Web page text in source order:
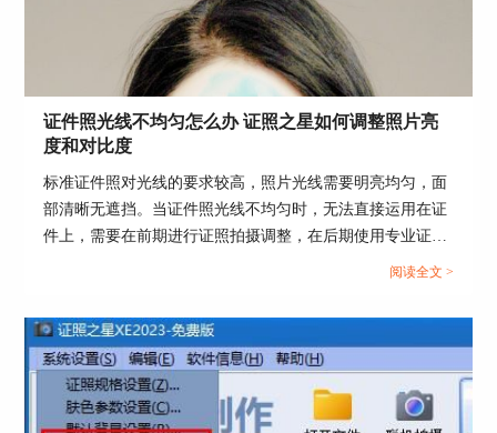
3.在“智能背景替换”窗口的“抠出后”页面的“背景颜
色”中选择想要更好的底色，软件就会将证件照底
色更换为选择的颜色，点击“确定”按钮。
证件照光线不均匀怎么办 证照之星如何调整照片亮
度和对比度
标准证件照对光线的要求较高，照片光线需要明亮均匀，面
部清晰无遮挡。当证件照光线不均匀时，无法直接运用在证
件上，需要在前期进行证照拍摄调整，在后期使用专业证件
照软件进行光线细节调整。这篇文章就告诉大家证件照光线
阅读全文 >